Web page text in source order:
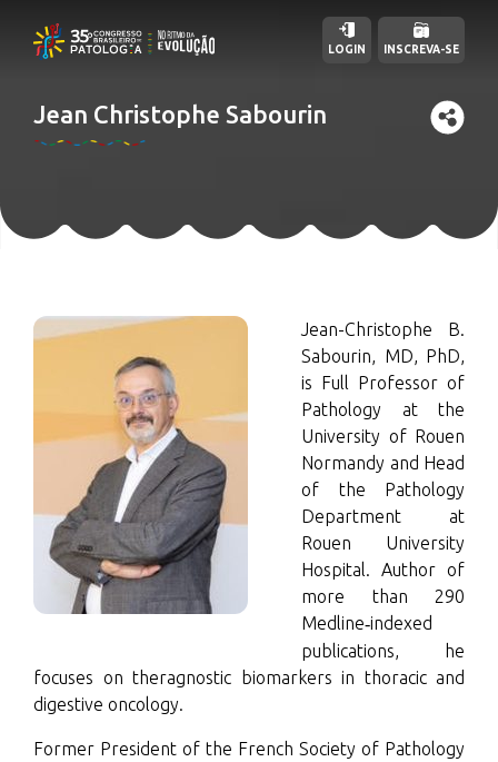
Jean Christophe Sabourin
LOGIN INSCREVA-SE
Jean-Christophe B.
Sabourin, MD, PhD,
is Full Professor of
Pathology at the
University of Rouen
Normandy and Head
of the Pathology
Department at
Rouen University
Hospital. Author of
more than 290
Medline‑indexed
publications, he
focuses on theragnostic biomarkers in thoracic and
digestive oncology.
Former President of the French Society of Pathology